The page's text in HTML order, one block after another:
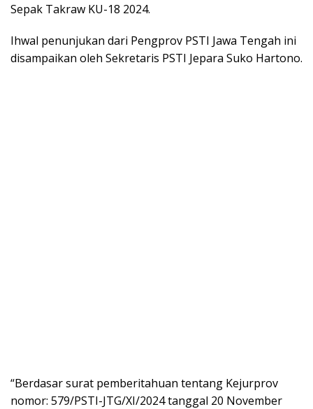
Sepak Takraw KU-18 2024.
Ihwal penunjukan dari Pengprov PSTI Jawa Tengah ini
disampaikan oleh Sekretaris PSTI Jepara Suko Hartono.
“Berdasar surat pemberitahuan tentang Kejurprov
nomor: 579/PSTI-JTG/XI/2024 tanggal 20 November